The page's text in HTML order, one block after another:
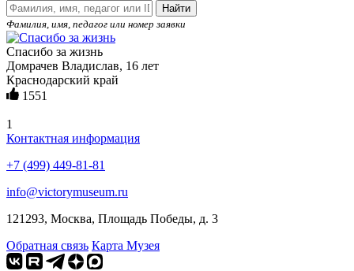
Найти
Фамилия, имя, педагог или номер заявки
Спасибо за жизнь
Домрачев Владислав, 16 лет
Краснодарский край
1551
1
Контактная информация
+7 (499) 449-81-81
info@victorymuseum.ru
121293, Москва, Площадь Победы, д. 3
Обратная связь Карта Музея